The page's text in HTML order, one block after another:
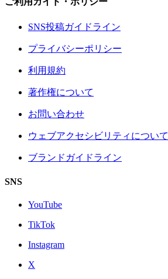
SNS投稿ガイドライン
プライバシーポリシー
利用規約
著作権について
お問い合わせ
ウェブアクセシビリティについて
ブランドガイドライン
SNS
YouTube
TikTok
Instagram
X